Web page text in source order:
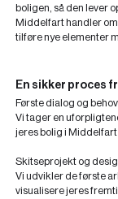
boligen, så den lever
Middelfart handler
tilføre nye elementer
En sikker proces
Første dialog og behov
Vi tager en
jeres bolig i Middelfart
Skitseprojekt og
Vi udvikler de første
visualisere jeres